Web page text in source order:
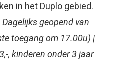
in het Duplo gebied.
geopend van
toegang om 17.00u) |
, kinderen onder 3 jaar